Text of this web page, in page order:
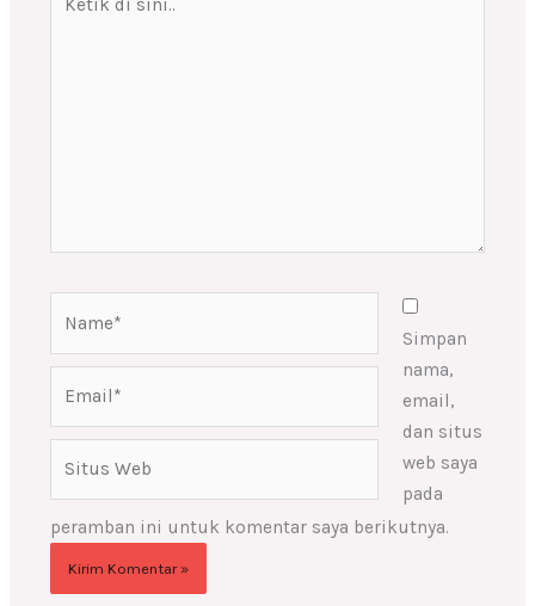
Simpan
nama,
email,
dan situs
web saya
pada
peramban ini untuk komentar saya berikutnya.